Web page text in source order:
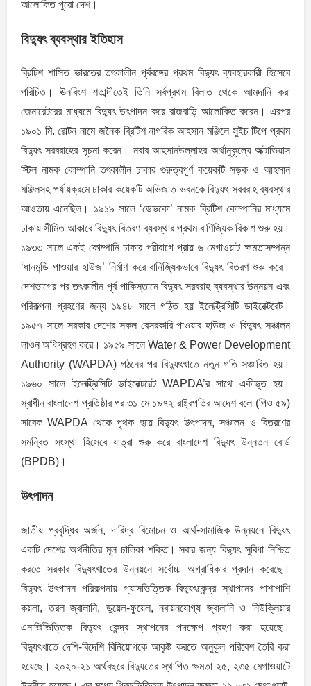
আলোকিত পুরো দেশ।
বিদ্যুৎ ব্যবস্থার ইতিহাস
ব্রিটিশ শাসিত ভারতের তৎকালীন পূর্ববঙ্গের প্রথম বিদ্যুৎ ব্যবহারকারী হিসেবে
পরিচিত। ঊনবিংশ শতাব্দীতেই তিনি সর্বপ্রথম বিলাত থেকে আমদানি করা
জেনারেটরের মাধ্যমে বিদ্যুৎ উৎপাদন করে রাজবাড়ি আলোকিত করেন। এরপর
১৯০১ মি. বোল্টন নামে জনৈক ব্রিটিশ নাগরিক আহসান মঞ্জিলে সুইচ টিপে প্রথম
বিদ্যুৎ সরবরাহের সূচনা করেন। নবাব আহসানউল্লাহর অর্থানুকূল্যে অক্টাভিয়াস
স্টিল নামক কোম্পানি তৎকালীন ঢাকার গুরুত্বপূর্ণ কয়েকটি সড়ক ও আহসান
মঞ্জিলসহ পর্যায়ক্রমে ঢাকার কয়েকটি অভিজাত ভবনকে বিদ্যুৎ সরবরাহ ব্যবস্থার
আওতায় এনেছিল। ১৯১৯ সালে ‘ডেভকো’ নামক ব্রিটিশ কোম্পানির মাধ্যমে
ঢাকায় সীমিত আকারে বিদ্যুৎ বিতরণ ব্যবস্থার প্রথম বাণিজ্যিক বিকাশ শুরু হয়।
১৯৩৩ সালে একই কোম্পানি ঢাকার পরীবাগে প্রায় ৬ মেগাওয়াট ক্ষমতাসম্পন্ন
‘ধানমন্ডি পাওয়ার হাউজ’ নির্মাণ করে বানিজ্যিকভাবে বিদ্যুৎ বিতরণ শুরু করে।
দেশভাগের পর তৎকালীন পূর্ব পাকিস্তানে বিদ্যুৎ সরবরাহ ব্যবস্থার উন্নয়ন এবং
পরিকল্পনা গ্রহণের জন্য ১৯৪৮ সালে গঠিত হয় ইলেক্ট্রিসিটি ডাইরেক্টরেট।
১৯৫৭ সালে সরকার দেশের সকল বেসরকারি পাওয়ার হাউজ ও বিদ্যুৎ সঞ্চালন
লাওন অধিগ্রহণ করে। ১৯৫৯ সালে Water & Power Development
Authority (WAPDA) গঠনের পর বিদ্যুৎখাতে নতুন গতি সঞ্চারিত হয়।
১৯৬০ সালে ইলেক্ট্রিসিটি ডাইরেক্টরেট WAPDA’র সাথে একীভূত হয়।
স্বাধীন বাংলাদেশ প্রতিষ্ঠার পর ৩১ মে ১৯৭২ রাষ্ট্রপতির আদেশ বলে (পিও ৫৯)
সাবেক WAPDA থেকে পৃথক হয়ে বিদ্যুৎ উৎপাদন, সঞ্চালন ও বিতরণের
সমন্বিত সংস্থা হিসেবে যাত্রা শুরু করে বাংলাদেশ বিদ্যুৎ উন্নতন বোর্ড
(BPDB)।
উৎপাদন
জাতীয় প্রবৃদ্ধির অর্জন, দারিদ্র বিমোচন ও আর্থ-সামাজিক উন্নয়নে বিদ্যুৎ
একটি দেশের অর্থনীতির মূল চালিকা শক্তি। সবার জন্য বিদ্যুৎ সুবিধা নিশ্চিত
করতে সরকার বিদ্যুৎখাতের উন্নয়নে সর্বোচ্চ অগ্রাধিকার প্রদান করেছে।
বিদ্যুৎ উৎপাদন পরিকল্পনায় গ্যাসভিত্তিক বিদ্যুৎকেন্দ্র স্থাপনের পাশাপাশি
কয়লা, তরল জ্বালানি, ডুয়েল-ফুয়েল, নবায়নযোগ্য জ্বালানি ও নিউক্লিয়ার
এনার্জিভিত্তিক বিদ্যুৎ কেন্দ্র স্থাপনের পদক্ষেপ গ্রহণ করা হয়েছে।
বিদ্যুৎখাতে দেশি-বিদেশি বিনিয়োগকে আকৃষ্ট করতে অনুকূল পরিবেশ তৈরি করা
হয়েছে। ২০২০-২১ অর্থবছরে বিদ্যুতের স্থাপিত ক্ষমতা ২৫, ২৩৫ মেগাওয়াটে